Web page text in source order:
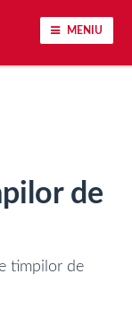
MENIU
de
timpilor de